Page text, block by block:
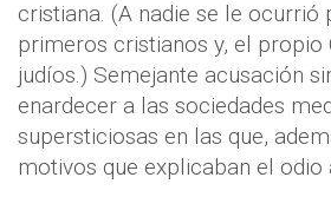
cristiana. (A nadie se le ocurrió
primeros cristianos y, el propio
judíos.) Semejante acusación
enardecer a las sociedades
supersticiosas en las que,
motivos que explicaban el odio